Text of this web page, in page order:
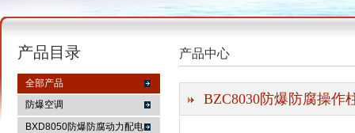
产品目录
全部产品
防爆空调
BXD8050防爆防腐动力配电
产品中心
BZC8030防爆防腐操作